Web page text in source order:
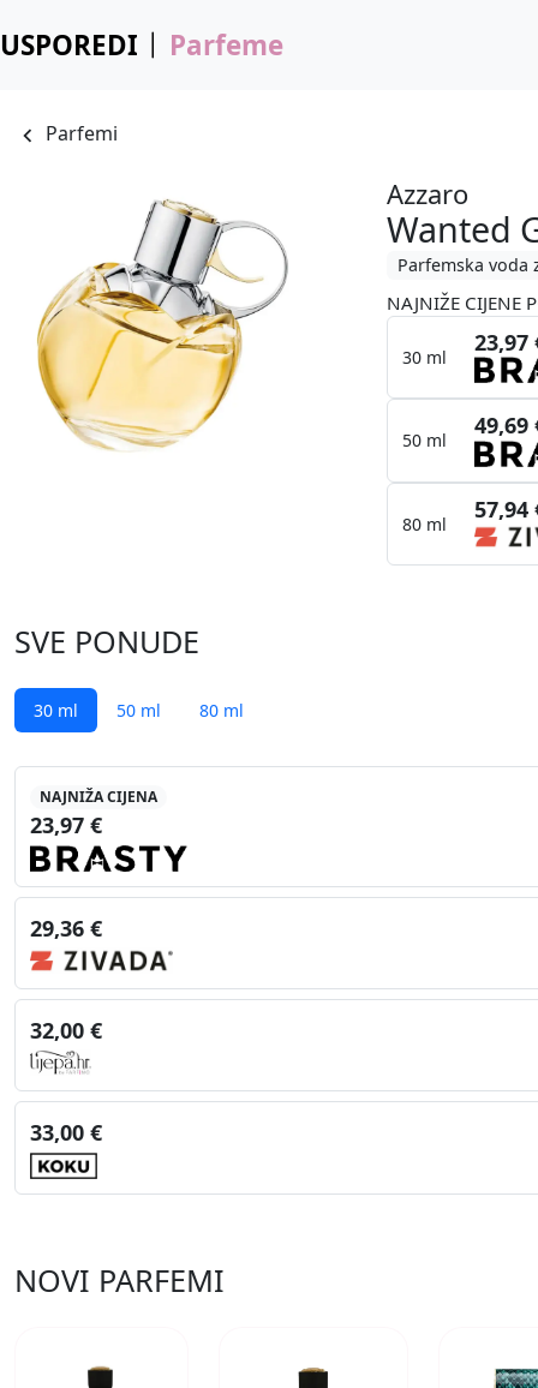
USPOREDI Parfeme
Parfemi
Azzaro
Wanted
Parfemska voda
NAJNIŽE CIJENE
30 ml
23,97
50 ml
49,69
80 ml
57,94
SVE PONUDE
30 ml 50 ml 80 ml
NAJNIŽA CIJENA
23,97 €
29,36 €
32,00 €
33,00 €
NOVI PARFEMI